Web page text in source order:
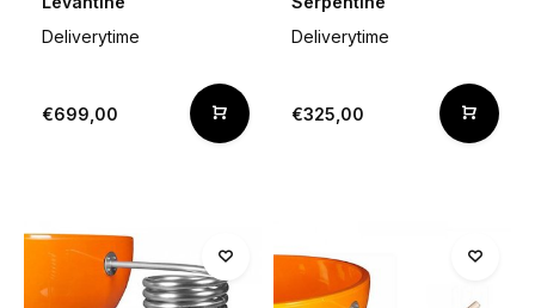
Deliverytime
€699,00
Deliverytime
€325,00